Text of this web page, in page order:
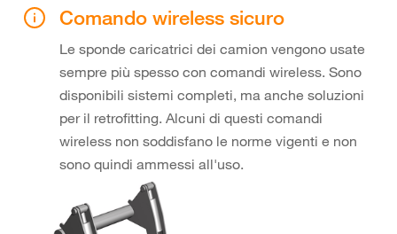
Comando wireless sicuro
Le sponde caricatrici dei camion vengono usate
sempre più spesso con comandi wireless. Sono
disponibili sistemi completi, ma anche soluzioni
per il retrofitting. Alcuni di questi comandi
wireless non soddisfano le norme vigenti e non
sono quindi ammessi all'uso.